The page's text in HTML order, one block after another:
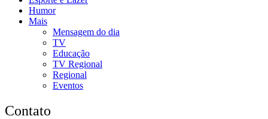
Humor
Mais
Mensagem do dia
TV
Educação
TV Regional
Regional
Eventos
Contato